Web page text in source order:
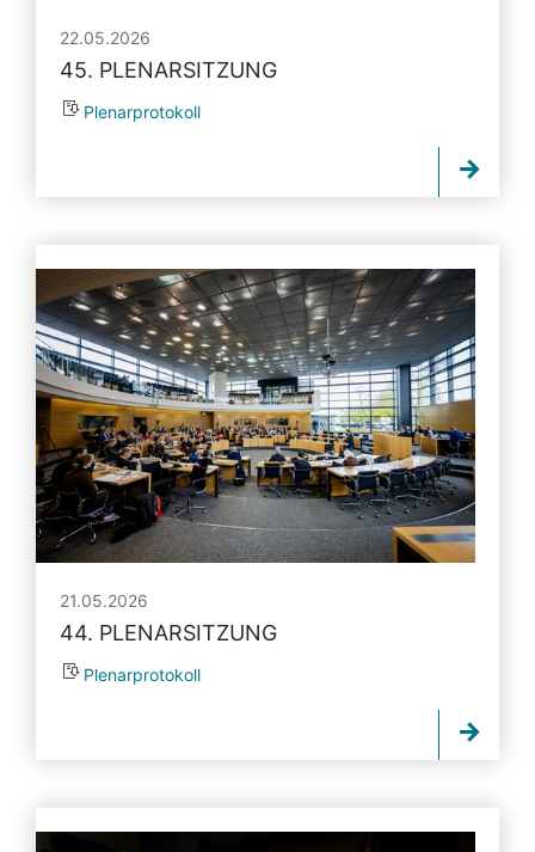
22.05.2026
45. PLENARSITZUNG
Plenarprotokoll
21.05.2026
44. PLENARSITZUNG
Plenarprotokoll